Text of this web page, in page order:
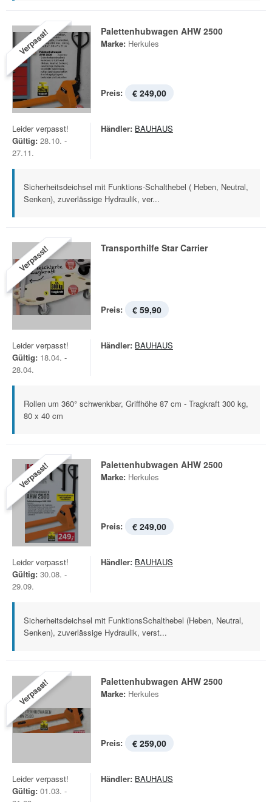
Verpasst! Palettenhubwagen AHW 2500
Marke: Herkules
Preis: € 249,00
Leider verpasst!
Gültig: 28.10. -
27.11.
Händler: BAUHAUS
Sicherheitsdeichsel mit Funktions-Schalthebel ( Heben, Neutral,
Senken), zuverlässige Hydraulik, ver...
Verpasst! Transporthilfe Star Carrier
Preis: € 59,90
Leider verpasst!
Gültig: 18.04. -
28.04.
Händler: BAUHAUS
Rollen um 360° schwenkbar, Griffhöhe 87 cm - Tragkraft 300 kg,
80 x 40 cm
Verpasst! Palettenhubwagen AHW 2500
Marke: Herkules
Preis: € 249,00
Leider verpasst!
Gültig: 30.08. -
29.09.
Händler: BAUHAUS
Sicherheitsdeichsel mit FunktionsSchalthebel (Heben, Neutral,
Senken), zuverlässige Hydraulik, verst...
Verpasst! Palettenhubwagen AHW 2500
Marke: Herkules
Preis: € 259,00
Leider verpasst!
Gültig: 01.03. -
Händler: BAUHAUS